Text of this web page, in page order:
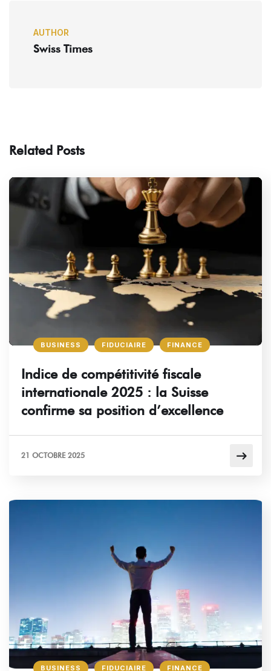
AUTHOR
Swiss Times
Related Posts
BUSINESS FIDUCIAIRE FINANCE
Indice de compétitivité fiscale
internationale 2025 : la Suisse
confirme sa position d’excellence
21 OCTOBRE 2025
BUSINESS FIDUCIAIRE FINANCE